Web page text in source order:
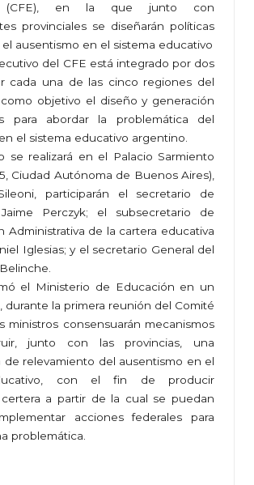
(CFE), en la que junto con
provinciales se diseñarán políticas
el ausentismo en el sistema educativo
del CFE está integrado por dos
cada una de las cinco regiones del
objetivo el diseño y generación
para abordar la problemática del
el sistema educativo argentino.
se realizará en el Palacio Sarmiento
Ciudad Autónoma de Buenos Aires),
participarán el secretario de
Jaime Perczyk; el subsecretario de
Administrativa de la cartera educativa
Iglesias; y el secretario General del
el Ministerio de Educación en un
durante la primera reunión del Comité
ministros consensuarán mecanismos
junto con las provincias, una
de relevamiento del ausentismo en el
con el fin de producir
a partir de la cual se puedan
acciones federales para
problemática.